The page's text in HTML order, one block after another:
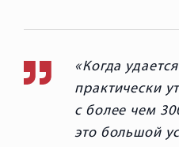
Когда
практически
с более чем
это большой